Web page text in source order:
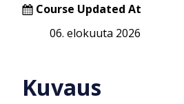
Course Updated At
06. elokuuta 2026
Kuvaus